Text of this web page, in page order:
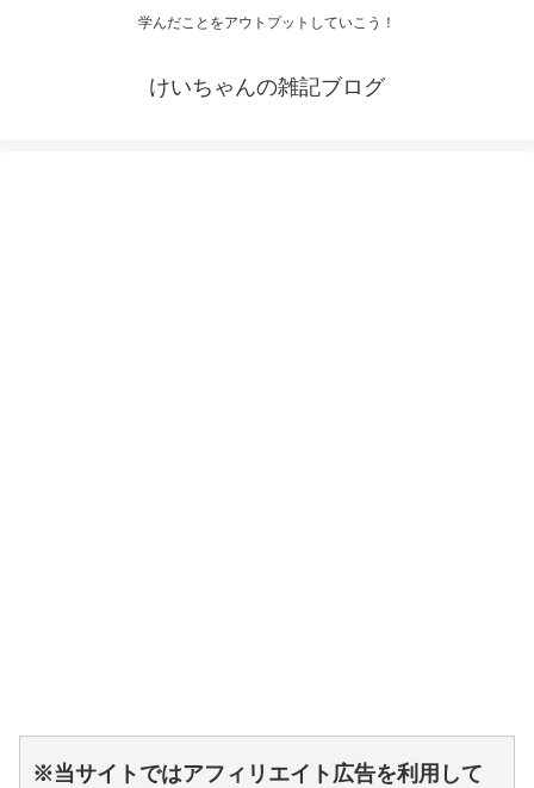
学んだことをアウトプットしていこう！
けいちゃんの雑記ブログ
※当サイトではアフィリエイト広告を利用して